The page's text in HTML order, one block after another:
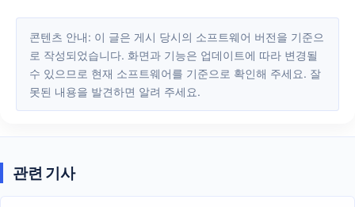
콘텐츠 안내: 이 글은 게시 당시의 소프트웨어 버전을 기준으
로 작성되었습니다. 화면과 기능은 업데이트에 따라 변경될
수 있으므로 현재 소프트웨어를 기준으로 확인해 주세요. 잘
못된 내용을 발견하면 알려 주세요.
관련 기사